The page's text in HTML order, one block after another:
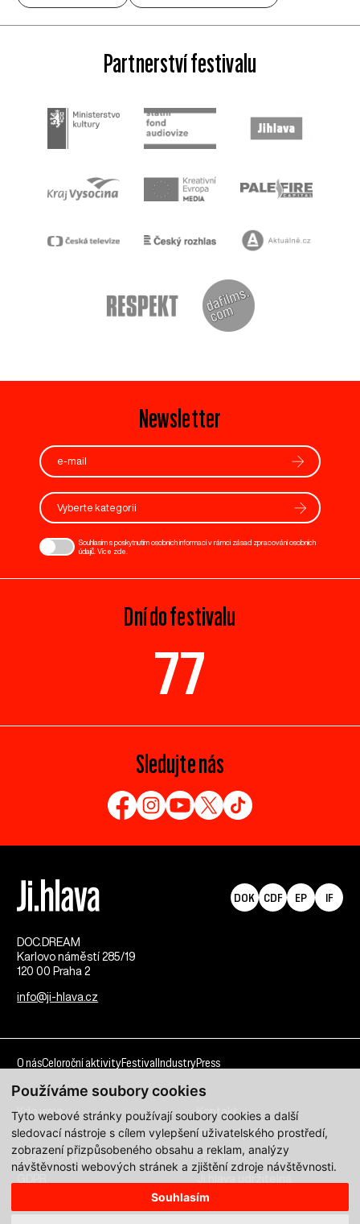
Používáme soubory cookies
Tyto webové stránky používají soubory cookies a další
sledovací nástroje s cílem vylepšení uživatelského prostředí,
zobrazení přizpůsobeného obsahu a reklam, analýzy
návštěvnosti webových stránek a zjištění zdroje návštěvnosti.
Souhlasím
Partnerství festivalu
Newsletter
Vyberte kategorii
Souhlasím s poskytnutím osobních informací v rámci zásad zpracování osobních
údajů. Více zde
Dní do festivalu
77
Sledujte nás
DOC.DREAM​
Karlovo náměstí 285/19
120 00 Praha 2
info@ji-hlava.cz
DOK CDF EP IF
O násCeloroční aktivityFestival IndustryPress
Kdo jsme
Kontakt
Partnerství
Pracovní příležitosti
Programové sekce
Přihlášení filmu